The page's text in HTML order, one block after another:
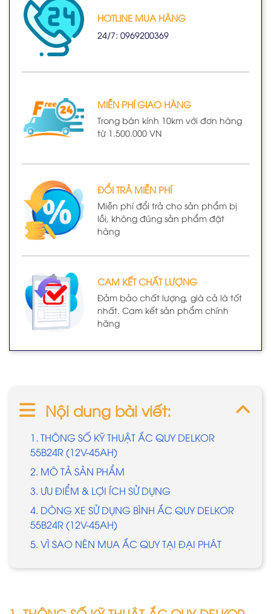
HOTLINE MUA HÀNG
24/7: 0969200369
MIỄN PHÍ GIAO HÀNG
Trong bán kính 10km với đơn hàng
từ 1.500.000 VN
ĐỔI TRẢ MIỄN PHÍ
Miễn phí đổi trả cho sản phẩm bị
lỗi, không đúng sản phẩm đặt
hàng
CAM KẾT CHẤT LƯỢNG
Đảm bảo chất lượng, giá cả là tốt
nhất. Cam kết sản phẩm chính
hãng
Nội dung bài viết:
1. THÔNG SỐ KỸ THUẬT ẮC QUY DELKOR
55B24R (12V-45AH)
2. MÔ TẢ SẢN PHẨM
3. ƯU ĐIỂM & LỢI ÍCH SỬ DỤNG
4. DÒNG XE SỬ DỤNG BÌNH ẮC QUY DELKOR
55B24R (12V-45AH)
5. VÌ SAO NÊN MUA ẮC QUY TẠI ĐẠI PHÁT